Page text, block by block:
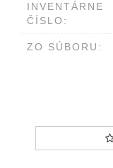
INVENTÁRNE
ČÍSLO:
ZO SÚBORU: